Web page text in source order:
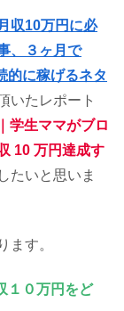
収10万円に必
、３ヶ月で
的に稼げるネタ
いたレポート
学生ママがブロ
10 万円達成す
たいと思いま
ます。
１０万円をど